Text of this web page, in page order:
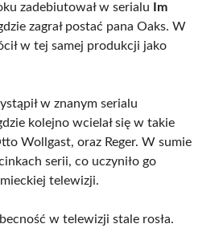
zadebiutował w serialu
Im
zagrał postać pana Oaks. W
w tej samej produkcji jako
w znanym serialu
kolejno wcielał się w takie
Wollgast, oraz Reger. W sumie
serii, co uczyniło go
telewizji.
w telewizji stale rosła.